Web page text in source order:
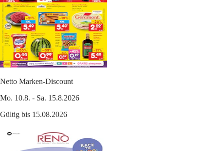
Netto Marken-Discount
Mo. 10.8. - Sa. 15.8.2026
Gültig bis 15.08.2026